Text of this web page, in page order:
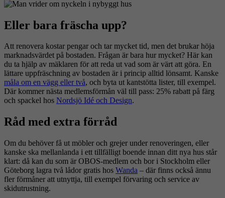
Eller bara fräscha upp?
Att renovera kostar pengar och tar mycket tid, men det brukar höja
marknadsvärdet på bostaden. Frågan är bara hur mycket? Här kan
du ta hjälp av mäklaren för att reda ut vad som är värt att göra. En
lättare uppfräschning av bostaden är i princip alltid lönsamt. Kanske
måla om en vägg eller två, och byta ut kantstötta lister, till exempel.
Där kommer nästa medlemsförmån väl till pass: 25% rabatt på färg
och spackel hos Nordsjö Idé och Design.
Råd med extra förråd
Om du behöver få ut möbler och grejer under renoveringen, eller
kanske ska mellanlanda i ett tillfälligt boende innan ditt nya hus står
klart: då kan du som är OBOS-medlem och bor i Stockholm eller
Göteborg lagra två lådor gratis hos Wanda – där finns också ännu
fler förmåner att utnyttja, till exempel förvaring och service av
skidutrustning.